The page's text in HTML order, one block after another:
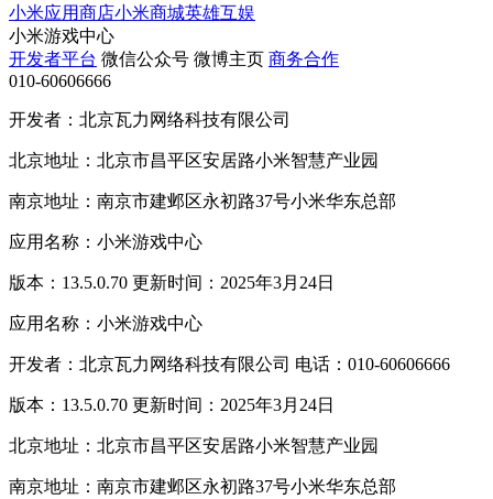
小米应用商店小米商城英雄互娱
小米游戏中心
开发者平台 微信公众号 微博主页 商务合作
010-60606666
开发者：北京瓦力网络科技有限公司
北京地址：北京市昌平区安居路小米智慧产业园
南京地址：南京市建邺区永初路37号小米华东总部
应用名称：小米游戏中心
版本：13.5.0.70 更新时间：2025年3月24日
应用名称：小米游戏中心
开发者：北京瓦力网络科技有限公司 电话：010-60606666
版本：13.5.0.70 更新时间：2025年3月24日
北京地址：北京市昌平区安居路小米智慧产业园
南京地址：南京市建邺区永初路37号小米华东总部